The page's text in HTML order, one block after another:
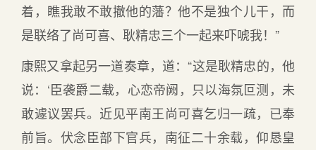
着，瞧我敢不敢撤他的藩？他不是独个儿干，而
是联络了尚可喜、耿精忠三个一起来吓唬我！”
康熙又拿起另一道奏章，道：“这是耿精忠的，他
说：‘臣袭爵二载，心恋帝阙，只以海氛叵测，未
敢遽议罢兵。近见平南王尚可喜乞归一疏，已奉
前旨。伏念臣部下官兵，南征二十余载，仰恳皇